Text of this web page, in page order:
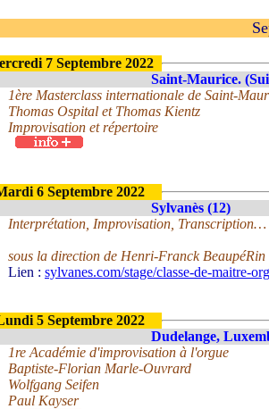
7 Septembre 2022
Saint-Maurice.
1ère Masterclass internationale de Saint-
Thomas Ospital et Thomas Kientz
Improvisation et répertoire
6 Septembre 2022
Sylvanès (12)
Interprétation, Improvisation, Transcription…
sous la direction de Henri-Franck BeaupéRin
Lien : sylvanes.com/stage/classe-de-maitre-
5 Septembre 2022
Dudelange,
1re Académie d'improvisation à l'orgue
Baptiste-Florian Marle-Ouvrard
Wolfgang Seifen
Paul Kayser